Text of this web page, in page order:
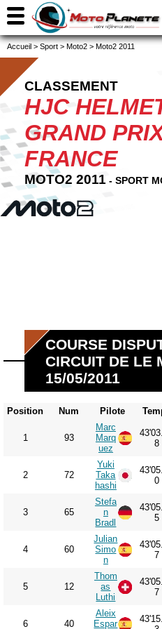
Accueil > Sport > Moto2 > Moto2 2011
CLASSEMENT
HJC
GRAND
FRANCE
MOTO2 2011 - SPORT
COURSE
CIRCUIT DE LE
15/05/2011
Position Num Pilote
1 93
Marc
Marq
uez
8
2 72
Yuki
Taka
hashi
0
3 65
Stefa
n
Bradl
5
4 60
Julian
Simo
n
7
5 12
Thom
as
Luthi
7
6 40
Aleix
Espar